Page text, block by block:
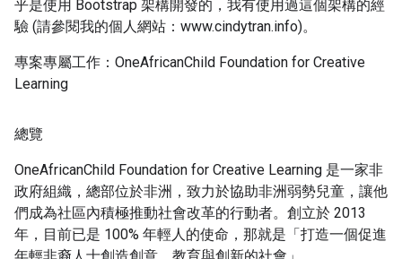
乎是使用 Bootstrap 架構開發的，我有使用過這個架構的經
驗 (請參閱我的個人網站：www.cindytran.info)。
專案專屬工作：OneAfricanChild Foundation for Creative
Learning
總覽
OneAfricanChild Foundation for Creative Learning 是一家非
政府組織，總部位於非洲，致力於協助非洲弱勢兒童，讓他
們成為社區內積極推動社會改革的行動者。創立於 2013
年，目前已是 100% 年輕人的使命，那就是「打造一個促進